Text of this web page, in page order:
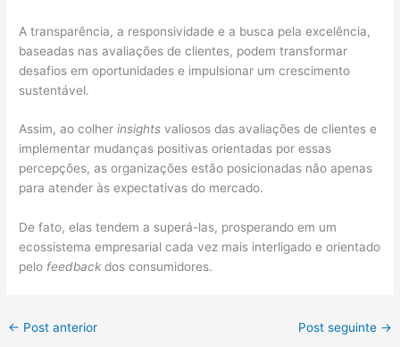
A transparência, a responsividade e a busca pela excelência,
baseadas nas avaliações de clientes, podem transformar
desafios em oportunidades e impulsionar um crescimento
sustentável.
Assim, ao colherinsightsvaliosos das avaliações de clientes e
implementar mudanças positivas orientadas por essas
percepções, as organizações estão posicionadas não apenas
para atender às expectativas do mercado.
De fato, elas tendem a superá-las, prosperando em um
ecossistema empresarial cada vez mais interligado e orientado
pelo feedbackdos consumidores.
← Post anterior Post seguinte →